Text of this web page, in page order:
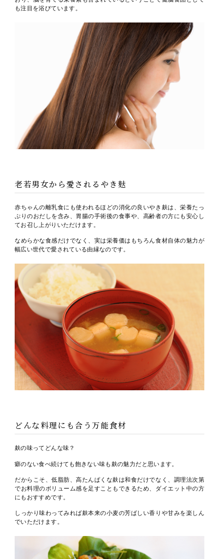
も注目を浴びています。
老若男女から愛されるやき麸
赤ちゃんの離乳食にも使われるほどの消化の良いやき麸は、栄養たっ
ぷりのおだしを含み、胃腸の手術後の食事や、高齢者の方にも安心し
てお召し上がりいただけます。
なめらかな食感だけでなく、実は栄養価はもちろん食材自体の魅力が
幅広い世代で愛されている由縁なのです。
どんな料理にも合う万能食材
麸の味ってどんな味？
癖のない食べ続けても飽きない味も麸の魅力だと思います。
だからこそ、低脂肪、高たんぱくな麸は和食だけでなく、調理法次第
でお料理のボリューム感を足すこともできるため、ダイエット中の方
にもおすすめです。
しっかり味わってみれば麸本来の小麦の芳ばしい香りや甘みを楽しん
でいただけます。